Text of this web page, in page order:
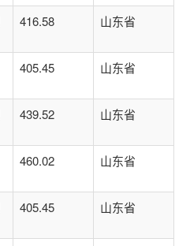
416.58 山东省
405.45 山东省
439.52 山东省
460.02 山东省
405.45 山东省